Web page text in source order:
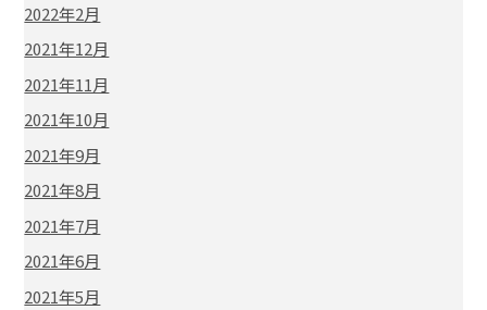
2022年2月
2021年12月
2021年11月
2021年10月
2021年9月
2021年8月
2021年7月
2021年6月
2021年5月